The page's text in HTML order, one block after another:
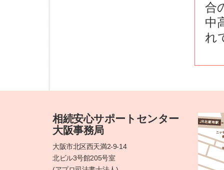
合
中
れ
相続安心サポートセンター
大阪事務局
大阪市北区西天満2-9-14
北ビル3号館205号室